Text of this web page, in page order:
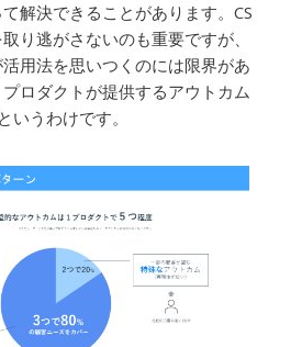
解決できることがあります。CS
り逃がさないのも重要ですが、
用法を思いつくのには限界があ
ロダクトが提供するアウトカム
いうわけです。